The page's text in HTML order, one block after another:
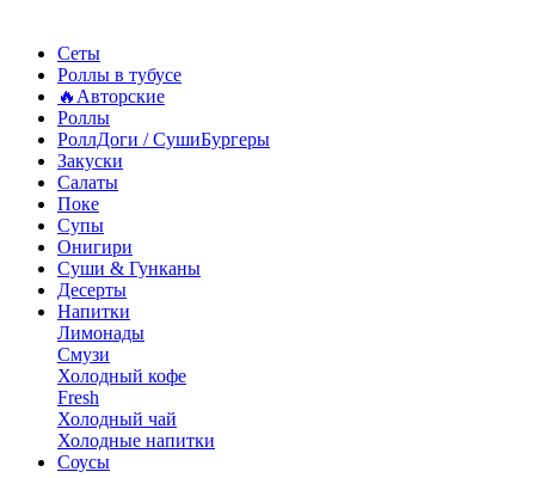
Сеты
Роллы в тубусе
🔥Авторские
Роллы
РоллДоги / СушиБургеры
Закуски
Салаты
Поке
Супы
Онигири
Суши & Гунканы
Десерты
Напитки
Лимонады
Смузи
Холодный кофе
Fresh
Холодный чай
Холодные напитки
Соусы